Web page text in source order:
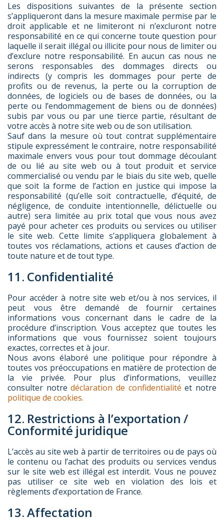
Les dispositions suivantes de la présente section
s’appliqueront dans la mesure maximale permise par le
droit applicable et ne limiteront ni n’excluront notre
responsabilité en ce qui concerne toute question pour
laquelle il serait illégal ou illicite pour nous de limiter ou
d’exclure notre responsabilité. En aucun cas nous ne
serons responsables des dommages directs ou
indirects (y compris les dommages pour perte de
profits ou de revenus, la perte ou la corruption de
données, de logiciels ou de bases de données, ou la
perte ou l’endommagement de biens ou de données)
subis par vous ou par une tierce partie, résultant de
votre accès à notre site web ou de son utilisation.
Sauf dans la mesure où tout contrat supplémentaire
stipule expressément le contraire, notre responsabilité
maximale envers vous pour tout dommage découlant
de ou lié au site web ou à tout produit et service
commercialisé ou vendu par le biais du site web, quelle
que soit la forme de l’action en justice qui impose la
responsabilité (qu’elle soit contractuelle, d’équité, de
négligence, de conduite intentionnelle, délictuelle ou
autre) sera limitée au prix total que vous nous avez
payé pour acheter ces produits ou services ou utiliser
le site web. Cette limite s’appliquera globalement à
toutes vos réclamations, actions et causes d’action de
toute nature et de tout type.
11. Confidentialité
Pour accéder à notre site web et/ou à nos services, il
peut vous être demandé de fournir certaines
informations vous concernant dans le cadre de la
procédure d’inscription. Vous acceptez que toutes les
informations que vous fournissez soient toujours
exactes, correctes et à jour.
Nous avons élaboré une politique pour répondre à
toutes vos préoccupations en matière de protection de
la vie privée. Pour plus d’informations, veuillez
consulter notredéclaration de confidentialité et notre
politique de cookies.
12. Restrictions à l’exportation /
Conformité juridique
L’accès au site web à partir de territoires ou de pays où
le contenu ou l’achat des produits ou services vendus
sur le site web est illégal est interdit. Vous ne pouvez
pas utiliser ce site web en violation des lois et
règlements d’exportation de France.
13. Affectation